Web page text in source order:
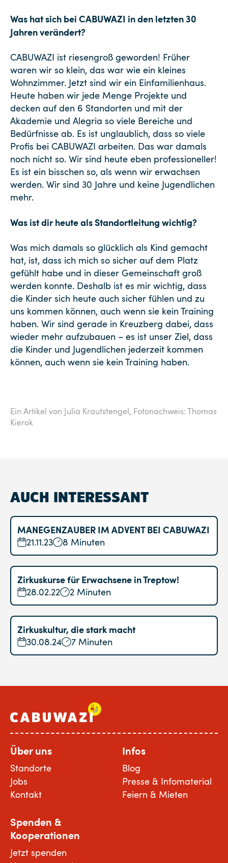
Was hat sich bei CABUWAZI in den letzten 30
Jahren verändert?
CABUWAZI ist riesengroß geworden! Früher
waren wir so klein, das war wie ein kleines
Wohnzimmer. Jetzt sind wir ein Einfamilienhaus.
Heute haben wir jede Menge Projekte und
decken auf den 6 Standorten und mit der
Akademie und Alegria so viele Bereiche und
Bedürfnisse ab. Es ist unglaublich, dass so viele
Profis bei CABUWAZI arbeiten. Das war damals
noch nicht so. Wir sind heute eben professioneller!
Es ist ein bisschen so, als wenn wir erwachsen
werden. Wir sind 30 Jahre und keine Jugendlichen
mehr.
Was ist dir heute als Standortleitung wichtig?
Was mich damals so glücklich als Kind gemacht
hat, ist, dass ich mich so sicher auf dem Platz
gefühlt habe und in dieser Gemeinschaft groß
werden konnte. Deshalb ist es mir wichtig, dass
die Kinder sich heute auch sicher fühlen und zu
uns kommen können, auch wenn sie kein Training
haben. Wir sind gerade in Kreuzberg dabei, dass
wieder mehr aufzubauen – es ist unser Ziel, dass
die Kinder und Jugendlichen jederzeit kommen
können, auch wenn sie kein Training haben.
Ein Artikel von Julia Krautstengel, Fotonachweis: Thomas
Kierok
AUCH INTERESSANT
MANEGENZAUBER IM ADVENT BEI CABUWAZI
21.11.23 8 Minuten
Zirkuskurse für Erwachsene in Treptow!
28.02.22 2 Minuten
Zirkuskultur, die stark macht
30.08.24 7 Minuten
Über uns
Standorte
Jobs
Kontakt
Infos
Blog
Presse & Infomaterial
Feiern & Mieten
Spenden &
Kooperationen
Jetzt spenden